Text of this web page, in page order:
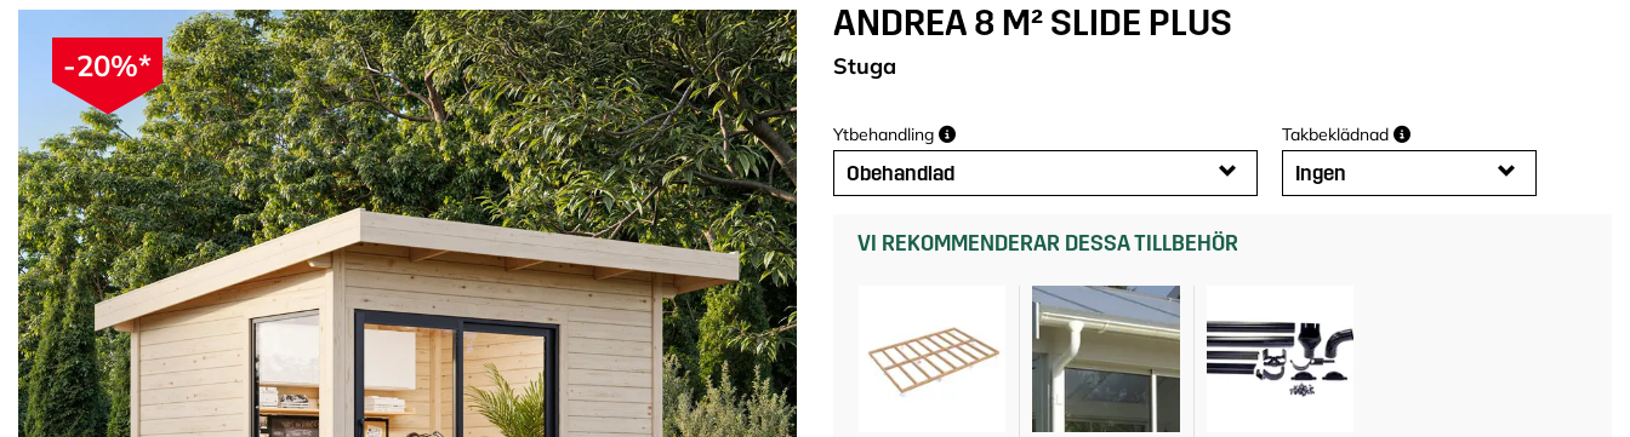
-20%*
ANDREA 8 M² SLIDE PLUS
Stuga
Ytbehandling
Obehandlad
Takbeklädnad
Ingen
VI REKOMMENDERAR DESSA TILLBEHÖR